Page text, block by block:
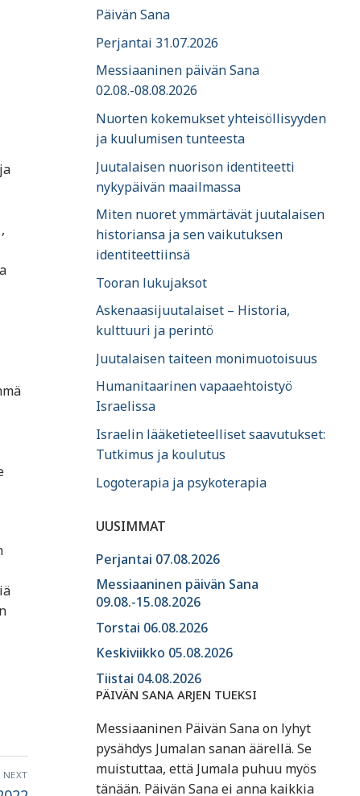
NEXT
Päivän Sana
Perjantai 31.07.2026
Messiaaninen päivän Sana
02.08.-08.08.2026
Nuorten kokemukset yhteisöllisyyden
ja kuulumisen tunteesta
Juutalaisen nuorison identiteetti
nykypäivän maailmassa
Miten nuoret ymmärtävät juutalaisen
historiansa ja sen vaikutuksen
identiteettiinsä
Tooran lukujaksot
Askenaasijuutalaiset – Historia,
kulttuuri ja perintö
Juutalaisen taiteen monimuotoisuus
Humanitaarinen vapaaehtoistyö
Israelissa
Israelin lääketieteelliset saavutukset:
Tutkimus ja koulutus
Logoterapia ja psykoterapia
UUSIMMAT
Perjantai 07.08.2026
Messiaaninen päivän Sana
09.08.-15.08.2026
Torstai 06.08.2026
Keskiviikko 05.08.2026
Tiistai 04.08.2026
PÄIVÄN SANA ARJEN TUEKSI
Messiaaninen Päivän Sana on lyhyt
pysähdys Jumalan sanan äärellä. Se
muistuttaa, että Jumala puhuu myös
tänään. Päivän Sana ei anna kaikkia